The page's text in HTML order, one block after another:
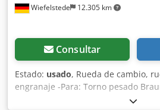
Wiefelstede 12.305 km
Consultar
Estado: usado, Rueda de cambio,
engranaje -Para: Torno pesado
ruedas de cambio -Módulo: mm